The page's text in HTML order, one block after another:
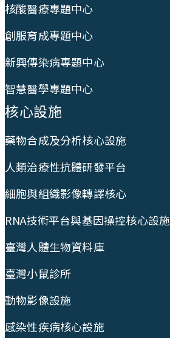
核酸醫療專題中心
創服育成專題中心
新興傳染病專題中心
智慧醫學專題中心
核心設施
藥物合成及分析核心設施
人類治療性抗體研發平台
細胞與組織影像轉譯核心
RNA技術平台與基因操控核心設施
臺灣人體生物資料庫
臺灣小鼠診所
動物影像設施
感染性疾病核心設施